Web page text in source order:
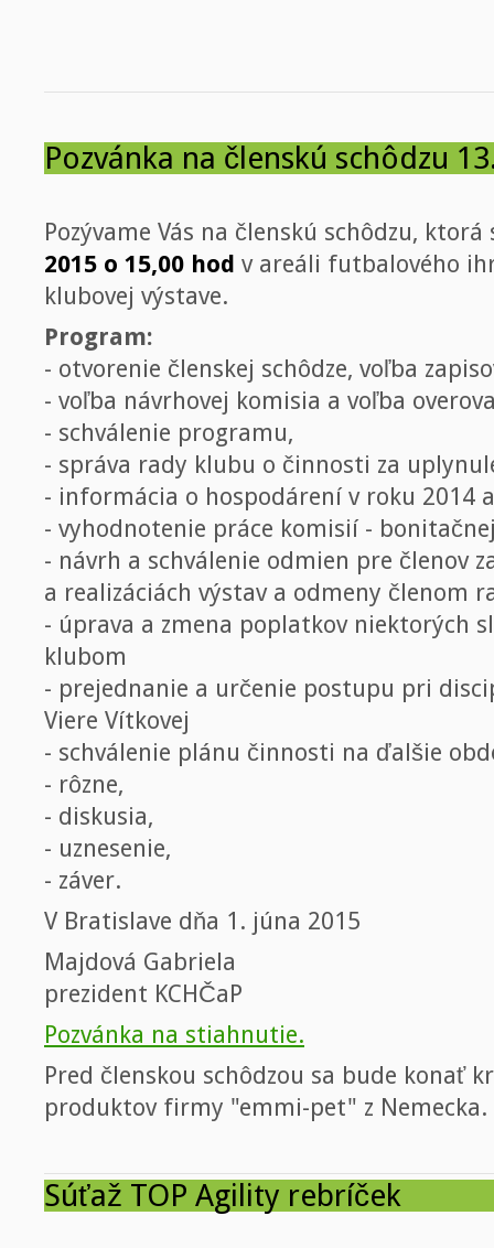
Pozvánka na členskú schôdzu
Pozývame Vás na členskú schôdzu,
2015 o 15,00 hod v areáli futbalového
klubovej výstave.
Program:
- otvorenie členskej schôdze, voľba
- voľba návrhovej komisia a voľba
- schválenie programu,
- správa rady klubu o činnosti za
- informácia o hospodárení v roku 2014
- vyhodnotenie práce komisií -
- návrh a schválenie odmien pre členov
a realizáciách výstav a odmeny členom
- úprava a zmena poplatkov niektorých
klubom
- prejednanie a určenie postupu pri
Viere Vítkovej
- schválenie plánu činnosti na ďalšie
- rôzne,
- diskusia,
- uznesenie,
- záver.
V Bratislave dňa 1. júna 2015
Majdová Gabriela
prezident KCHČaP
Pozvánka na stiahnutie.
Pred členskou schôdzou sa bude konať
produktov firmy "emmi-pet" z Nemecka.
Súťaž TOP Agility rebríček